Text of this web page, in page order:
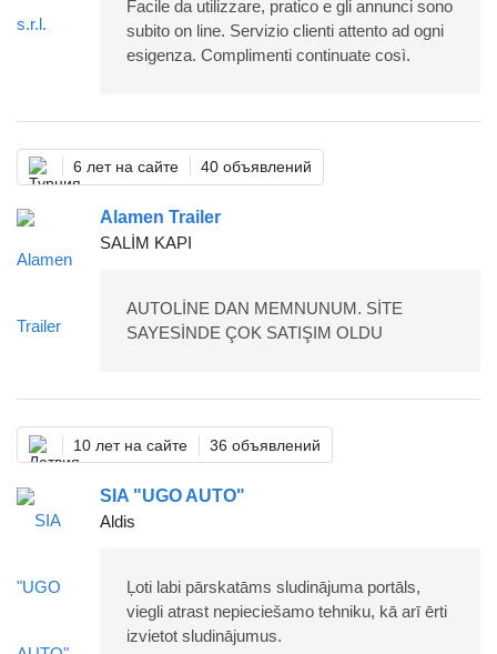
Facile da utilizzare, pratico e gli annunci sono
subito on line. Servizio clienti attento ad ogni
esigenza. Complimenti continuate così.
6 лет на сайте 40 объявлений
Alamen Trailer
SALİM KAPI
AUTOLİNE DAN MEMNUNUM. SİTE
SAYESİNDE ÇOK SATIŞIM OLDU
10 лет на сайте 36 объявлений
SIA "UGO AUTO"
Aldis
Ļoti labi pārskatāms sludinājuma portāls,
viegli atrast nepieciešamo tehniku, kā arī ērti
izvietot sludinājumus.